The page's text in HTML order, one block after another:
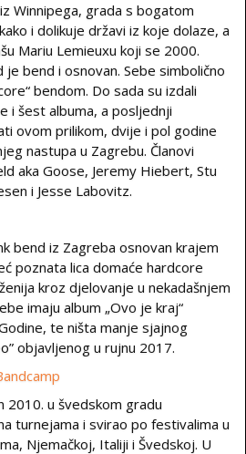
Winnipega, grada s bogatom
i dolikuje državi iz koje dolaze, a
Mariu Lemieuxu koji se 2000.
bend i osnovan. Sebe simbolično
bendom. Do sada su izdali
i šest albuma, a posljednji
ovom prilikom, dvije i pol godine
nastupa u Zagrebu. Članovi
aka Goose, Jeremy Hiebert, Stu
i Jesse Labovitz.
bend iz Zagreba osnovan krajem
poznata lica domaće hardcore
kroz djelovanje u nekadašnjem
imaju album „Ovo je kraj“
te ništa manje sjajnog
objavljenog u rujnu 2017.
2010. u švedskom gradu
turnejama i svirao po festivalima u
Njemačkoj, Italiji i Švedskoj. U